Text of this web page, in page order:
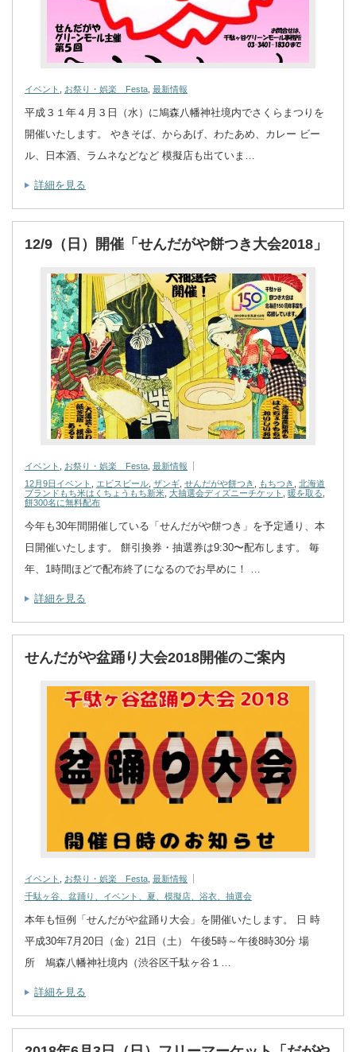
イベント お祭り・娯楽 Festa 最新情報
平成３１年４月３日（水）に鳩森八幡神社境内でさくらまつりを
開催いたします。 やきそば、からあげ、わたあめ、カレー ビー
ル、日本酒、ラムネなどなど 模擬店も出ていま…
詳細を見る
12/9（日）開催「せんだがや餅つき大会2018」
イベント お祭り・娯楽 Festa 最新情報
12月9日イベント
エビスビール ザンギ せんだがや餅つき もちつき
北海道
ブランドもち米はくちょうもち新米 大抽選会ディズニーチケット 暖を取る
餅300名に無料配布
今年も30年間開催している「せんだがや餅つき」を予定通り、本
日開催いたします。 餅引換券・抽選券は9:30〜配布します。 毎
年、1時間ほどで配布終了になるのでお早めに！ …
詳細を見る
せんだがや盆踊り大会2018開催のご案内
イベント お祭り・娯楽 Festa 最新情報
千駄ヶ谷、盆踊り、イベント、夏、模擬店、浴衣、抽選会
本年も恒例「せんだがや盆踊り大会」を開催いたします。 日 時
平成30年7月20日（金）21日（土） 午後5時～午後8時30分 場
所 鳩森八幡神社境内（渋谷区千駄ヶ谷１…
詳細を見る